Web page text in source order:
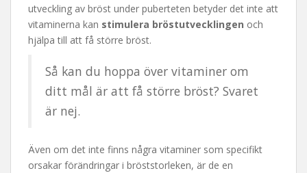
utveckling av bröst under puberteten betyder det inte att
vitaminerna kan stimulera bröstutvecklingen och
hjälpa till att få större bröst.
Så kan du hoppa över vitaminer om
ditt mål är att få större bröst? Svaret
är nej.
Även om det inte finns några vitaminer som specifikt
orsakar förändringar i bröststorleken, är de en